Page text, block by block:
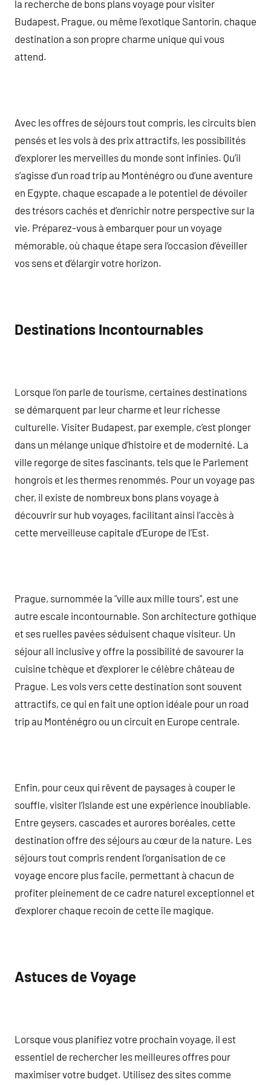
la recherche de bons plans voyage pour visiter
Budapest, Prague, ou même l’exotique Santorin, chaque
destination a son propre charme unique qui vous
attend.
Avec les offres de séjours tout compris, les circuits bien
pensés et les vols à des prix attractifs, les possibilités
d’explorer les merveilles du monde sont infinies. Qu’il
s’agisse d’un road trip au Monténégro ou d’une aventure
en Egypte, chaque escapade a le potentiel de dévoiler
des trésors cachés et d’enrichir notre perspective sur la
vie. Préparez-vous à embarquer pour un voyage
mémorable, où chaque étape sera l’occasion d’éveiller
vos sens et d’élargir votre horizon.
Destinations Incontournables
Lorsque l’on parle de tourisme, certaines destinations
se démarquent par leur charme et leur richesse
culturelle. Visiter Budapest, par exemple, c’est plonger
dans un mélange unique d’histoire et de modernité. La
ville regorge de sites fascinants, tels que le Parlement
hongrois et les thermes renommés. Pour un voyage pas
cher, il existe de nombreux bons plans voyage à
découvrir sur hub voyages, facilitant ainsi l’accès à
cette merveilleuse capitale d’Europe de l’Est.
Prague, surnommée la "ville aux mille tours", est une
autre escale incontournable. Son architecture gothique
et ses ruelles pavées séduisent chaque visiteur. Un
séjour all inclusive y offre la possibilité de savourer la
cuisine tchèque et d’explorer le célèbre château de
Prague. Les vols vers cette destination sont souvent
attractifs, ce qui en fait une option idéale pour un road
trip au Monténégro ou un circuit en Europe centrale.
Enfin, pour ceux qui rêvent de paysages à couper le
souffle, visiter l’Islande est une expérience inoubliable.
Entre geysers, cascades et aurores boréales, cette
destination offre des séjours au cœur de la nature. Les
séjours tout compris rendent l’organisation de ce
voyage encore plus facile, permettant à chacun de
profiter pleinement de ce cadre naturel exceptionnel et
d’explorer chaque recoin de cette île magique.
Astuces de Voyage
Lorsque vous planifiez votre prochain voyage, il est
essentiel de rechercher les meilleures offres pour
maximiser votre budget. Utilisez des sites comme